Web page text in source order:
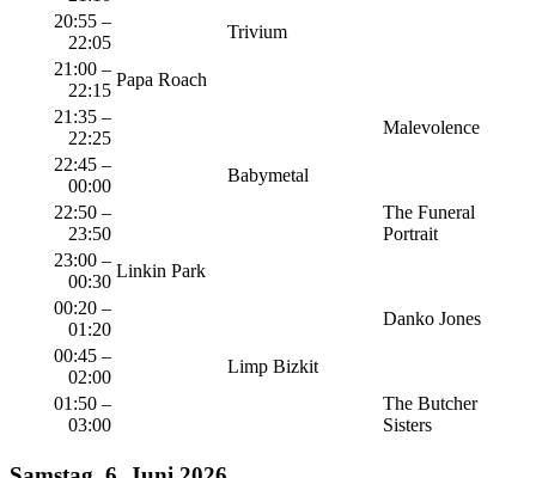
20:55 –
22:05
Trivium
21:00 –
22:15
Papa Roach
21:35 –
22:25
Malevolence
22:45 –
00:00
Babymetal
22:50 –
23:50
The Funeral
Portrait
23:00 –
00:30
Linkin Park
00:20 –
01:20
Danko Jones
00:45 –
02:00
Limp Bizkit
01:50 –
03:00
The Butcher
Sisters